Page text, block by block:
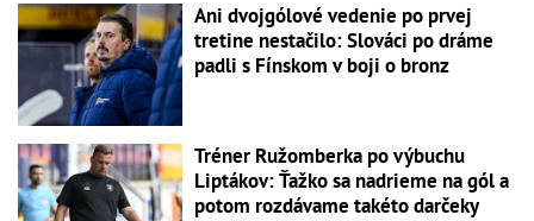
Ani dvojgólové vedenie po prvej
tretine nestačilo: Slováci po dráme
padli s Fínskom v boji o bronz
Tréner Ružomberka po výbuchu
Liptákov: Ťažko sa nadrieme na gól a
potom rozdávame takéto darčeky